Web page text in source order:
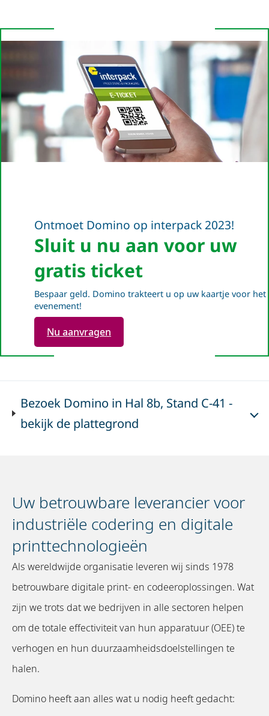
Ontmoet Domino op interpack 2023!
Sluit u nu aan voor uw
gratis ticket
Bespaar geld. Domino trakteert u op uw kaartje voor het
evenement!
Nu aanvragen
Bezoek Domino in Hal 8b, Stand C-41 -
bekijk de plattegrond
Uw betrouwbare leverancier voor
industriële codering en digitale
printtechnologieën
Als wereldwijde organisatie leveren wij sinds 1978
betrouwbare digitale print- en codeeroplossingen. Wat
zijn we trots dat we bedrijven in alle sectoren helpen
om de totale effectiviteit van hun apparatuur (OEE) te
verhogen en hun duurzaamheidsdoelstellingen te
halen.
Domino heeft aan alles wat u nodig heeft gedacht: